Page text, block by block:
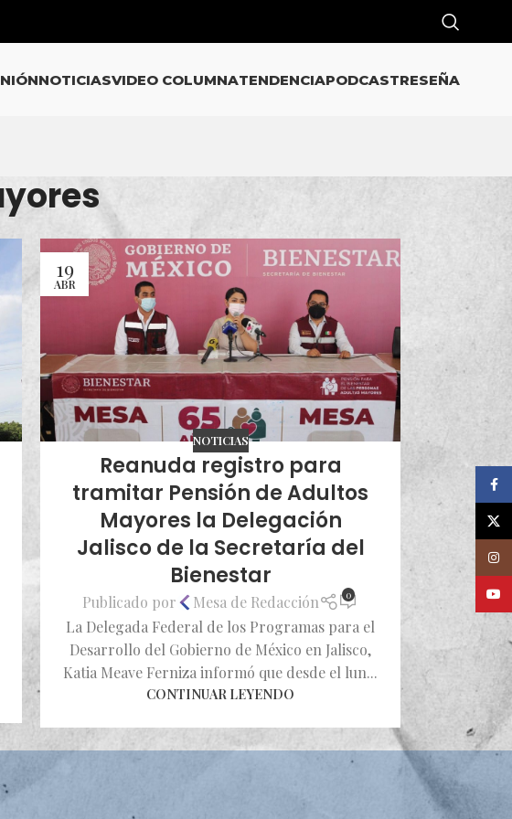
NOTICIASVIDEO COLUMNATENDENCIAPODCASTRESEÑA
19
ABR
NOTICIAS
Reanuda registro para
tramitar Pensión de Adultos
Mayores la Delegación
Jalisco de la Secretaría del
Bienestar
Publicado por Mesa de Redacción 0
La Delegada Federal de los Programas para el
Desarrollo del Gobierno de México en Jalisco,
Katia Meave Ferniza informó que desde el lun...
CONTINUAR LEYENDO